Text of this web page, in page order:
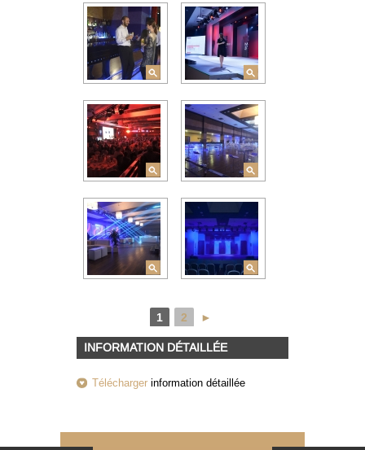
1 2 ►
INFORMATION DÉTAILLÉE
Télécharger information détaillée